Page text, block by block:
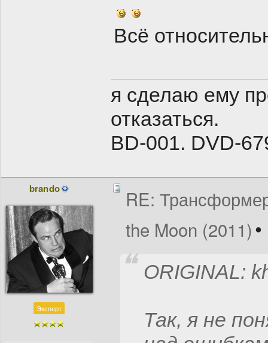
Всё
я сделаю ему
отказаться.
BD-001. DVD-
brando
Эксперт
RE:
the Moon (2011)
ORIGINAL:
Так, я не